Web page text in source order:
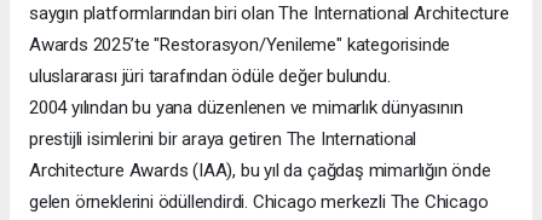
saygın platformlarından biri olan The International Architecture
Awards 2025’te "Restorasyon/Yenileme" kategorisinde
uluslararası jüri tarafından ödüle değer bulundu.
2004 yılından bu yana düzenlenen ve mimarlık dünyasının
prestijli isimlerini bir araya getiren The International
Architecture Awards (IAA), bu yıl da çağdaş mimarlığın önde
gelen örneklerini ödüllendirdi. Chicago merkezli The Chicago